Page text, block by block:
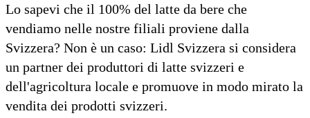
Lo sapevi che il 100% del latte da bere che
vendiamo nelle nostre filiali proviene dalla
Svizzera? Non è un caso: Lidl Svizzera si considera
un partner dei produttori di latte svizzeri e
dell'agricoltura locale e promuove in modo mirato la
vendita dei prodotti svizzeri.